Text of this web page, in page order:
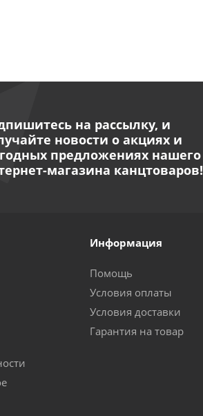
на рассылку, и
новости о акциях и
предложениях нашего
магазина канцтоваров!
Информация
Помощь
Условия оплаты
Условия доставки
Гарантия на товар